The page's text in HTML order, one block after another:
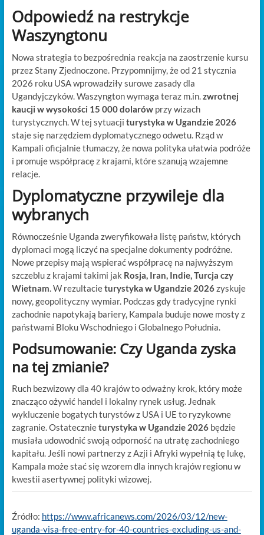
Odpowiedź na restrykcje
Waszyngtonu
Nowa strategia to bezpośrednia reakcja na zaostrzenie kursu
przez Stany Zjednoczone. Przypomnijmy, że od 21 stycznia
2026 roku USA wprowadziły surowe zasady dla
Ugandyjczyków. Waszyngton wymaga teraz m.in.zwrotnej
kaucji w wysokości 15 000 dolarówprzy wizach
turystycznych. W tej sytuacji turystyka w Ugandzie 2026
staje się narzędziem dyplomatycznego odwetu. Rząd w
Kampali oficjalnie tłumaczy, że nowa polityka ułatwia podróże
i promuje współpracę z krajami, które szanują wzajemne
relacje.
Dyplomatyczne przywileje dla
wybranych
Równocześnie Uganda zweryfikowała listę państw, których
dyplomaci mogą liczyć na specjalne dokumenty podróżne.
Nowe przepisy mają wspierać współpracę na najwyższym
szczeblu z krajami takimi jak Rosja, Iran, Indie, Turcja czy
Wietnam. W rezultacieturystyka w Ugandzie 2026zyskuje
nowy, geopolityczny wymiar. Podczas gdy tradycyjne rynki
zachodnie napotykają bariery, Kampala buduje nowe mosty z
państwami Bloku Wschodniego i Globalnego Południa.
Podsumowanie: Czy Uganda zyska
na tej zmianie?
Ruch bezwizowy dla 40 krajów to odważny krok, który może
znacząco ożywić handel i lokalny rynek usług. Jednak
wykluczenie bogatych turystów z USA i UE to ryzykowne
zagranie. Ostatecznieturystyka w Ugandzie 2026będzie
musiała udowodnić swoją odporność na utratę zachodniego
kapitału. Jeśli nowi partnerzy z Azji i Afryki wypełnią tę lukę,
Kampala może stać się wzorem dla innych krajów regionu w
kwestii asertywnej polityki wizowej.
Źródło: https://www.africanews.com/2026/03/12/new-
uganda-visa-free-entry-for-40-countries-excluding-us-and-